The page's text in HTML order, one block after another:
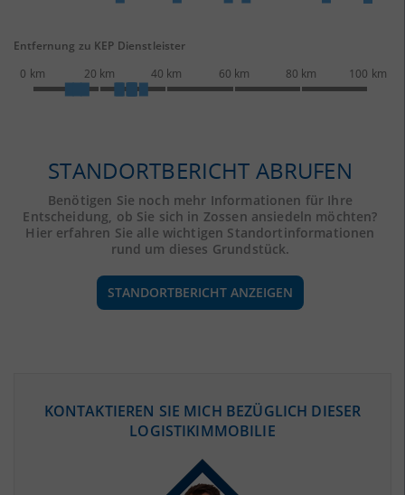
Entfernung zu KEP Dienstleister
0 km
20 km 40 km 60 km 80 km 100 km
STANDORTBERICHT ABRUFEN
Benötigen Sie noch mehr Informationen für Ihre
Entscheidung, ob Sie sich in Zossen ansiedeln möchten?
Hier erfahren Sie alle wichtigen Standortinformationen
rund um dieses Grundstück.
STANDORTBERICHT ANZEIGEN
(STAND: 12/2019)
KONTAKTIEREN SIE MICH BEZÜGLICH DIESER
LOGISTIKIMMOBILIE